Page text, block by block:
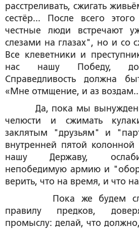
расстреливать, сжигать
сестёр... После всего
честные люди встречают
слезами на глазах", но и со
Все клеветники и
нас нашу Победу,
Справедливость должна
«Мне отмщение, и аз
Да, пока мы вынуждены
челюсти и сжимать
заклятым "друзьям" и
внутренней пятой колонной
нашу Державу,
непобедимую армию и
верить, что на время, и что
Пока же будем
правилу предков,
промыслу: делай, что